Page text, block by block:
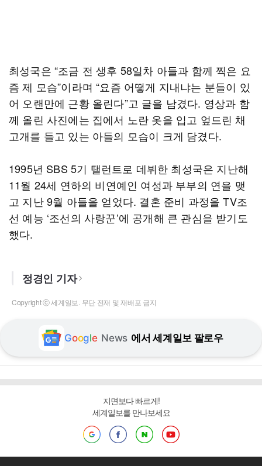
최성국은 “조금 전 생후 58일차 아들과 함께 찍은 요
즘 제 모습”이라며 “요즘 어떻게 지내냐는 분들이 있
어 오랜만에 근황 올린다”고 글을 남겼다. 영상과 함
께 올린 사진에는 집에서 노란 옷을 입고 엎드린 채
고개를 들고 있는 아들의 모습이 크게 담겼다.
1995년 SBS 5기 탤런트로 데뷔한 최성국은 지난해
11월 24세 연하의 비연예인 여성과 부부의 연을 맺
고 지난 9월 아들을 얻었다. 결혼 준비 과정을 TV조
선 예능 ‘조선의 사랑꾼’에 공개해 큰 관심을 받기도
했다.
정경인 기자
Copyright ⓒ 세계일보. 무단 전재 및 재배포 금지
Google News 에서 세계일보 팔로우
지면보다 빠르게!
세계일보를 만나보세요